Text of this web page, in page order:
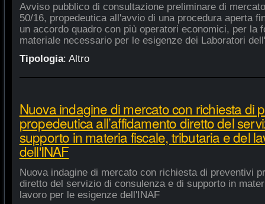
Avviso pubblico di consultazione preliminare di
50/16, propedeutica all'avvio di una procedura aperta
un accordo quadro con più operatori economici, per la
materiale necessario per le esigenze dei Laboratori
Tipologia: Altro
Nuova indagine di mercato con richiesta di
propedeutica all’affidamento diretto del
supporto in materia fiscale, tributaria e del
dell'INAF
Nuova indagine di mercato con richiesta di preventivi
diretto del servizio di consulenza e di supporto in
lavoro per le esigenze dell'INAF